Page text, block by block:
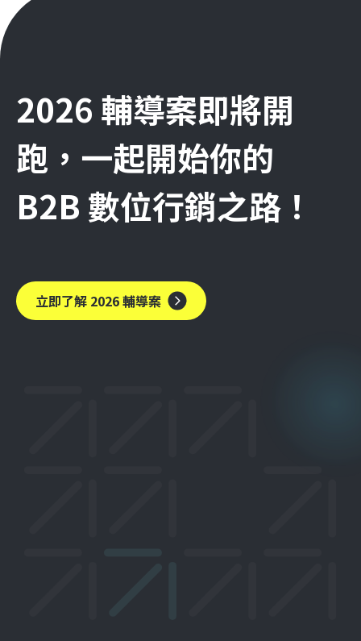
2026 輔導案即將開
跑，一起開始你的
B2B 數位行銷之路！
立即了解 2026 輔導案